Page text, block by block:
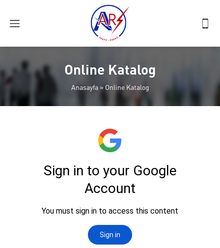
Online Katalog
Anasayfa» Online Katalog